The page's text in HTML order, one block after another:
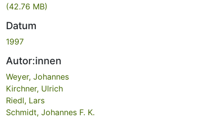
(42.76 MB)
Datum
1997
Autor:innen
Weyer, Johannes
Kirchner, Ulrich
Riedl, Lars
Schmidt, Johannes F. K.